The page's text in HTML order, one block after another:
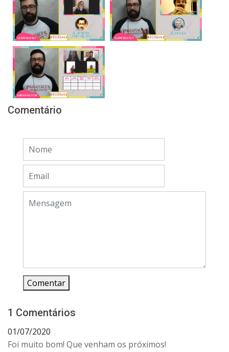
Comentário
Comentar
1 Comentários
01/07/2020
Foi muito bom! Que venham os próximos!